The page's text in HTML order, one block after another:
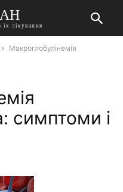
лікування
Макроглобулінемія
симптоми і